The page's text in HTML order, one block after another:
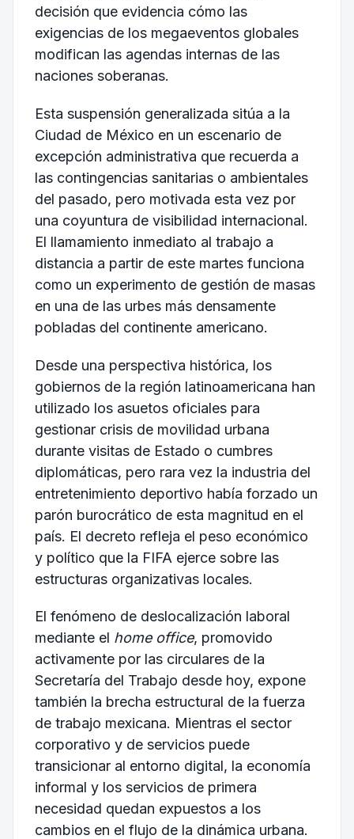
decisión que evidencia cómo las
exigencias de los megaeventos globales
modifican las agendas internas de las
naciones soberanas.
Esta suspensión generalizada sitúa a la
Ciudad de México en un escenario de
excepción administrativa que recuerda a
las contingencias sanitarias o ambientales
del pasado, pero motivada esta vez por
una coyuntura de visibilidad internacional.
El llamamiento inmediato al trabajo a
distancia a partir de este martes funciona
como un experimento de gestión de masas
en una de las urbes más densamente
pobladas del continente americano.
Desde una perspectiva histórica, los
gobiernos de la región latinoamericana han
utilizado los asuetos oficiales para
gestionar crisis de movilidad urbana
durante visitas de Estado o cumbres
diplomáticas, pero rara vez la industria del
entretenimiento deportivo había forzado un
parón burocrático de esta magnitud en el
país. El decreto refleja el peso económico
y político que la FIFA ejerce sobre las
estructuras organizativas locales.
El fenómeno de deslocalización laboral
mediante el home office, promovido
activamente por las circulares de la
Secretaría del Trabajo desde hoy, expone
también la brecha estructural de la fuerza
de trabajo mexicana. Mientras el sector
corporativo y de servicios puede
transicionar al entorno digital, la economía
informal y los servicios de primera
necesidad quedan expuestos a los
cambios en el flujo de la dinámica urbana.